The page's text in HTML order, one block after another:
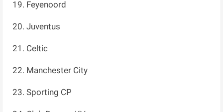
19. Feyenoord
20. Juventus
21. Celtic
22. Manchester City
23. Sporting CP